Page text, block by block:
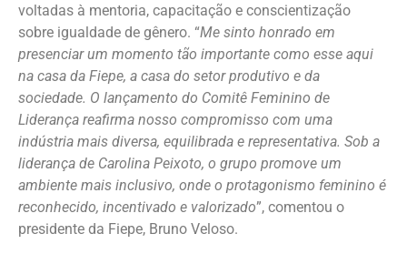
voltadas à mentoria, capacitação e conscientização
sobre igualdade de gênero. “Me sinto honrado em
presenciar um momento tão importante como esse aqui
na casa da Fiepe, a casa do setor produtivo e da
sociedade. O lançamento do Comitê Feminino de
Liderança reafirma nosso compromisso com uma
indústria mais diversa, equilibrada e representativa. Sob a
liderança de Carolina Peixoto, o grupo promove um
ambiente mais inclusivo, onde o protagonismo feminino é
reconhecido, incentivado e valorizado”, comentou o
presidente da Fiepe, Bruno Veloso.